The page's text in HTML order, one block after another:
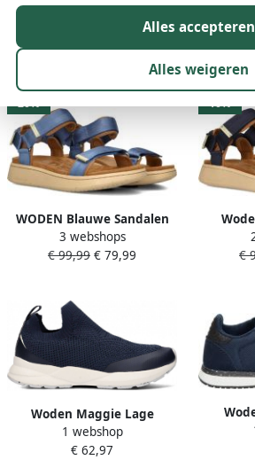
Model
33 resultaten:
20%
WODEN Blauwe Sandalen
Line
3 webshops
€ 99,99 € 79,99
10%
€
Woden Maggie Lage
sneakers Dames Blauw
1 webshop
€ 62,97
Alles accepteren
Alles weigeren